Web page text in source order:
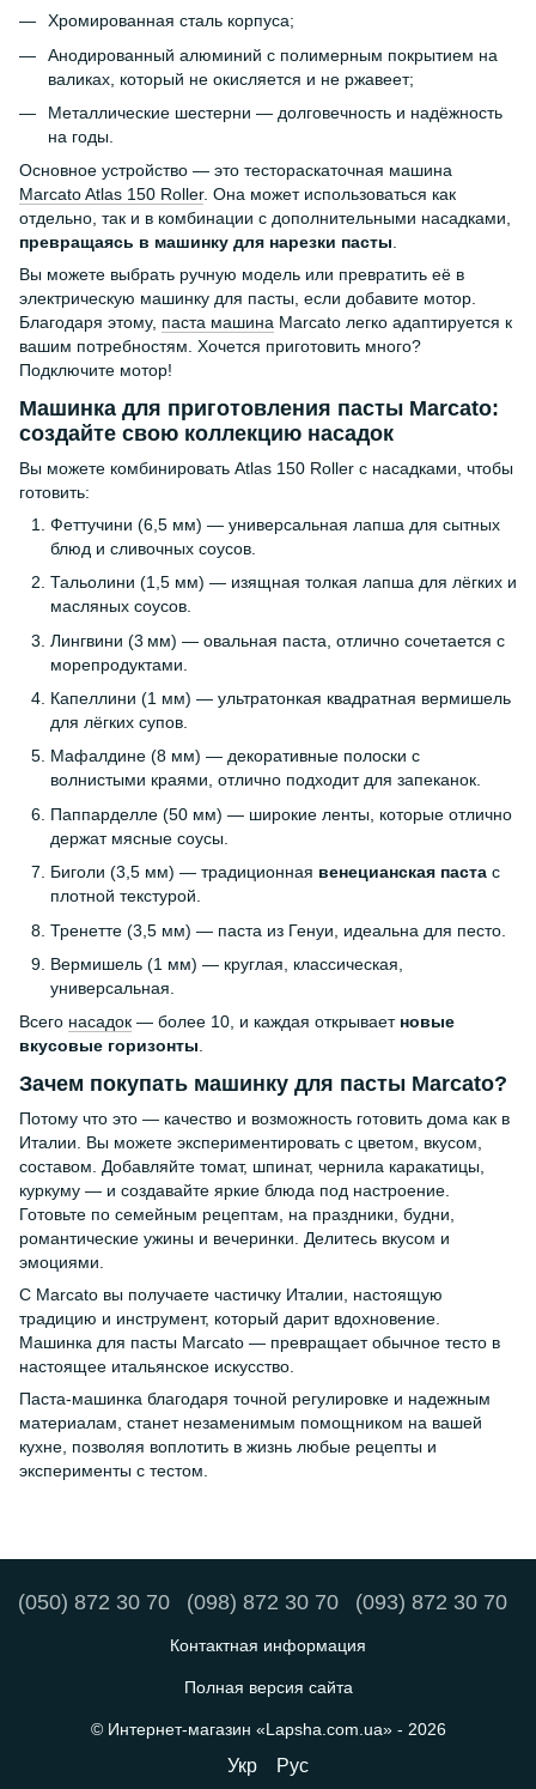
Хромированная сталь корпуса;
Анодированный алюминий с полимерным покрытием на
валиках, который не окисляется и не ржавеет;
Металлические шестерни — долговечность и надёжность
на годы.
Основное устройство — это тестораскаточная машина
Marcato Atlas 150 Roller. Она может использоваться как
отдельно, так и в комбинации с дополнительными насадками,
превращаясь в машинку для нарезки пасты.
Вы можете выбрать ручную модель или превратить её в
электрическую машинку для пасты, если добавите мотор.
Благодаря этому, паста машина Marcato легко адаптируется к
вашим потребностям. Хочется приготовить много?
Подключите мотор!
Машинка для приготовления пасты Marcato:
создайте свою коллекцию насадок
Вы можете комбинировать Atlas 150 Roller с насадками, чтобы
готовить:
Феттучини (6,5 мм) — универсальная лапша для сытных
блюд и сливочных соусов.
Тальолини (1,5 мм) — изящная толкая лапша для лёгких и
масляных соусов.
Лингвини (3 мм) — овальная паста, отлично сочетается с
морепродуктами.
Капеллини (1 мм) — ультратонкая квадратная вермишель
для лёгких супов.
Мафалдине (8 мм) — декоративные полоски с
волнистыми краями, отлично подходит для запеканок.
Паппарделле (50 мм) — широкие ленты, которые отлично
держат мясные соусы.
Биголи (3,5 мм) — традиционная венецианская паста с
плотной текстурой.
Тренетте (3,5 мм) — паста из Генуи, идеальна для песто.
Вермишель (1 мм) — круглая, классическая,
универсальная.
Всего насадок — более 10, и каждая открывает новые
вкусовые горизонты.
Зачем покупать машинку для пасты Marcato?
Потому что это — качество и возможность готовить дома как в
Италии. Вы можете экспериментировать с цветом, вкусом,
составом. Добавляйте томат, шпинат, чернила каракатицы,
куркуму — и создавайте яркие блюда под настроение.
Готовьте по семейным рецептам, на праздники, будни,
романтические ужины и вечеринки. Делитесь вкусом и
эмоциями.
С Marcato вы получаете частичку Италии, настоящую
традицию и инструмент, который дарит вдохновение.
Машинка для пасты Marcato — превращает обычное тесто в
настоящее итальянское искусство.
Паста-машинка благодаря точной регулировке и надежным
материалам, станет незаменимым помощником на вашей
кухне, позволяя воплотить в жизнь любые рецепты и
эксперименты с тестом.
(050) 872 30 70 (098) 872 30 70 (093) 872 30 70
Контактная информация
Полная версия сайта
© Интернет-магазин «Lapsha.com.ua» - 2026
Укр Рус